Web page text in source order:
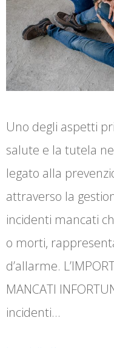
Uno degli aspetti
salute e la tutela
legato alla
attraverso la
incidenti mancati
o morti,
d’allarme.
MANCATI
incidenti…